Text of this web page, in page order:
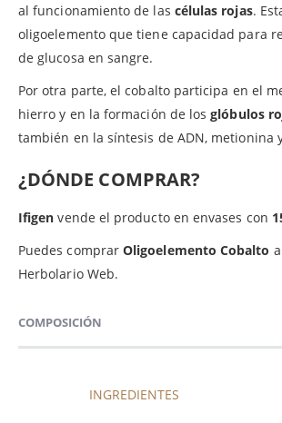
al funcionamiento de las células rojas.
oligoelemento que tiene capacidad para
de glucosa en sangre.
Por otra parte, el cobalto participa en el
hierro y en la formación de losglóbulos
también en la síntesis de ADN, metionina
¿DÓNDE COMPRAR?
Ifigen vende el producto en envases con
Puedes comprarOligoelemento Cobalto
Herbolario Web.
COMPOSICIÓN
INGREDIENTES